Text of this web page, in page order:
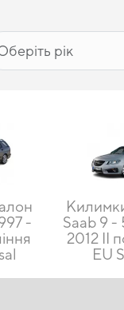
-
Saab 9 -
2012 II
EU